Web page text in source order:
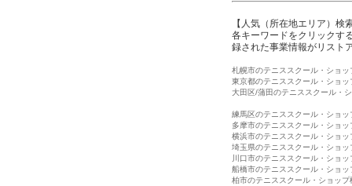
【人気（所在地エリア）検
各キーワードをクリックす
録された事業情報がリスト
札幌市のテニススクール・ショッ
東京都のテニススクール・ショッ
大田区/蒲田のテニススクール・
練馬区のテニススクール・ショッ
多摩市のテニススクール・ショッ
横浜市のテニススクール・ショッ
埼玉県のテニススクール・ショッ
川口市のテニススクール・ショッ
船橋市のテニススクール・ショッ
柏市のテニススクール・ショップ